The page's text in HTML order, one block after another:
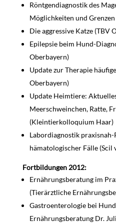
Röntgendiagnostik des
Möglichkeiten und
Die aggressive Katze (TBV
Epilepsie beim Hund-
Oberbayern)
Update zur Therapie
Oberbayern)
Update Heimtiere:
Meerschweinchen, Ratte,
(Kleintierkolloquium Haar)
Labordiagnostik
hämatologischer Fälle (Scil
Fortbildungen 2012:
Ernährungsberatung im
(Tierärztliche
Gastroenterologie bei
Ernährungsberatung Dr.